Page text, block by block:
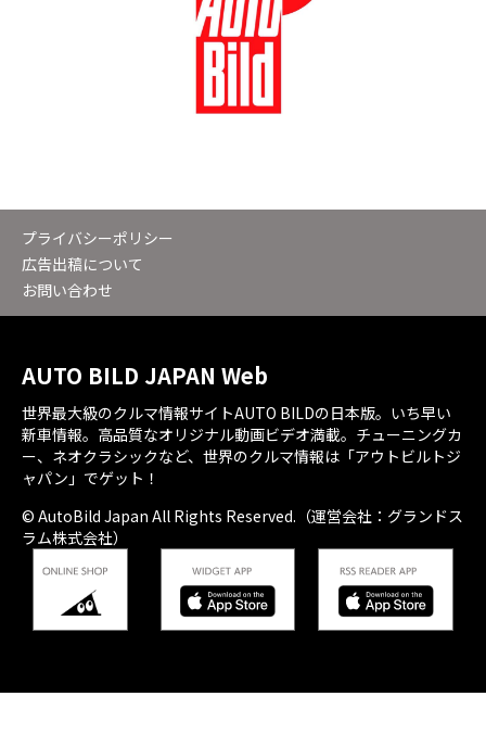
プライバシーポリシー
広告出稿について
お問い合わせ
AUTO BILD JAPAN Web
世界最大級のクルマ情報サイトAUTO BILDの日本版。いち早い
新車情報。高品質なオリジナル動画ビデオ満載。チューニングカ
ー、ネオクラシックなど、世界のクルマ情報は「アウトビルトジ
ャパン」でゲット！
© AutoBild Japan All Rights Reserved.（運営会社：グランドス
ラム株式会社）